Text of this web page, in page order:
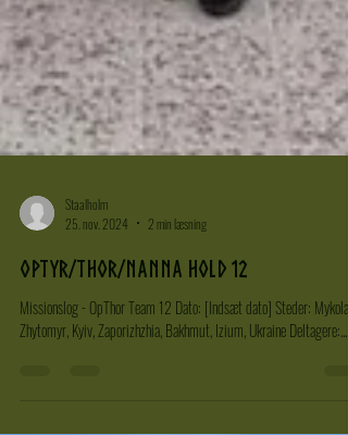
Staalholm
25. nov. 2024
2 min læsning
OpTyr/Thor/Nanna hold 12